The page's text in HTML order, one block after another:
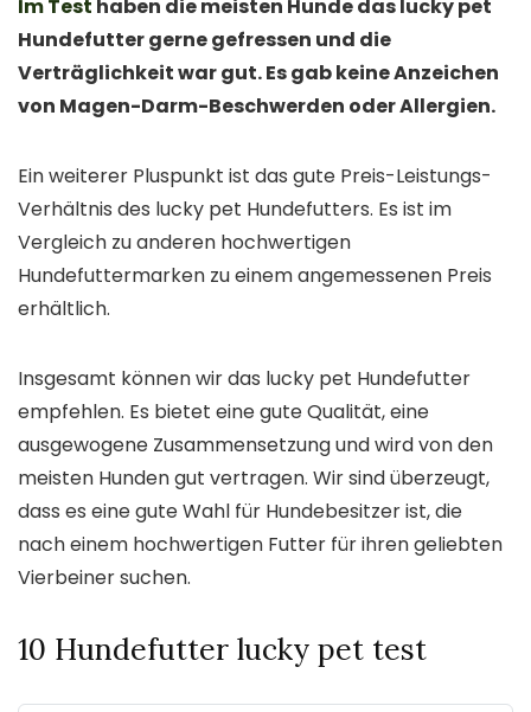
Im Test haben die meisten Hunde das lucky pet
Hundefutter gerne gefressen und die
Verträglichkeit war gut. Es gab keine Anzeichen
von Magen-Darm-Beschwerden oder Allergien.
Ein weiterer Pluspunkt ist das gute Preis-Leistungs-
Verhältnis des lucky pet Hundefutters. Es ist im
Vergleich zu anderen hochwertigen
Hundefuttermarken zu einem angemessenen Preis
erhältlich.
Insgesamt können wir das lucky pet Hundefutter
empfehlen. Es bietet eine gute Qualität, eine
ausgewogene Zusammensetzung und wird von den
meisten Hunden gut vertragen. Wir sind überzeugt,
dass es eine gute Wahl für Hundebesitzer ist, die
nach einem hochwertigen Futter für ihren geliebten
Vierbeiner suchen.
10 Hundefutter lucky pet test